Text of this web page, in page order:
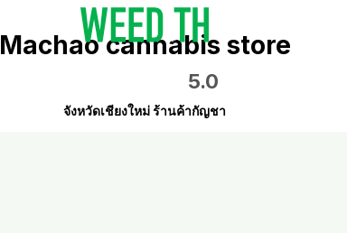
Machao cannabis store
5.0
จังหวัดเชียงใหม่ ร้านค้ากัญชา